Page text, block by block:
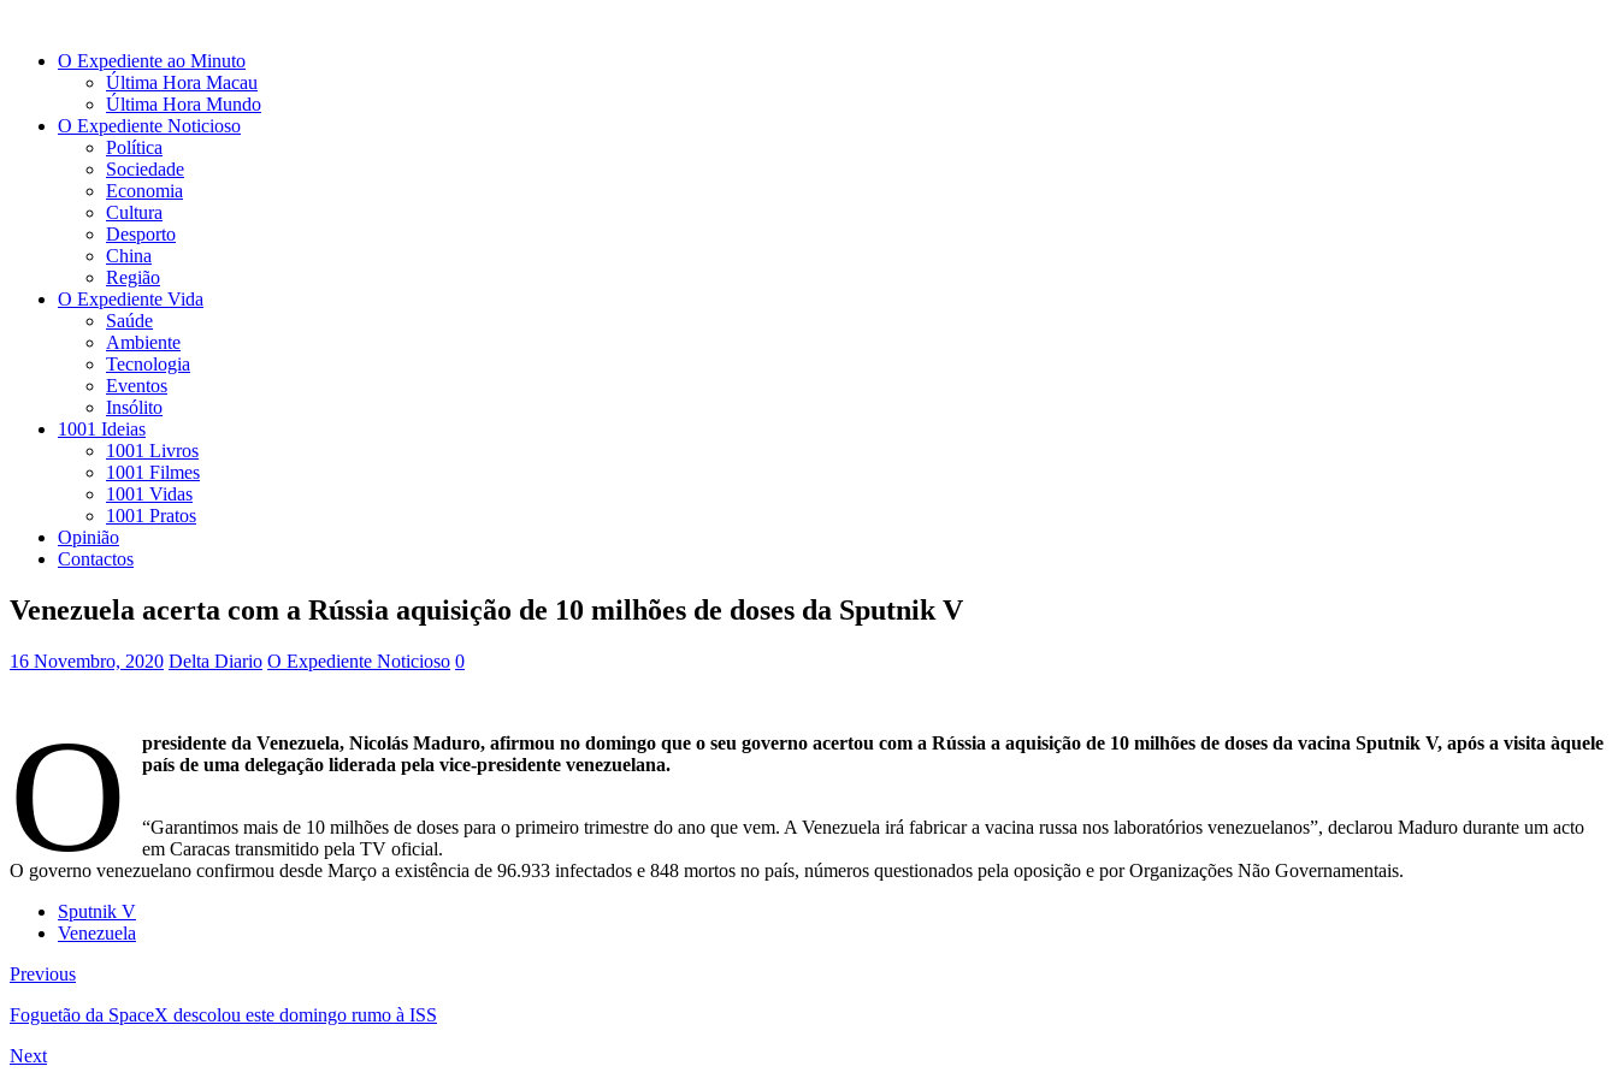
O Expediente ao Minuto
Última Hora Macau
Última Hora Mundo
O Expediente Noticioso
Política
Sociedade
Economia
Cultura
Desporto
China
Região
O Expediente Vida
Saúde
Ambiente
Tecnologia
Eventos
Insólito
1001 Ideias
1001 Livros
1001 Filmes
1001 Vidas
1001 Pratos
Opinião
Contactos
Venezuela acerta com a Rússia aquisição de 10 milhões de doses da Sputnik V
16 Novembro, 2020 Delta Diario O Expediente Noticioso 0
O
presidente da Venezuela, Nicolás Maduro, afirmou no domingo que o seu governo acertou com a Rússia a aquisição de 10 milhões de doses da vacina Sputnik V, após a visita àquele
país de uma delegação liderada pela vice-presidente venezuelana.
“Garantimos mais de 10 milhões de doses para o primeiro trimestre do ano que vem. A Venezuela irá fabricar a vacina russa nos laboratórios venezuelanos”, declarou Maduro durante um acto
em Caracas transmitido pela TV oficial.
O governo venezuelano confirmou desde Março a existência de 96.933 infectados e 848 mortos no país, números questionados pela oposição e por Organizações Não Governamentais.
Sputnik V
Venezuela
Previous
Foguetão da SpaceX descolou este domingo rumo à ISS
Next